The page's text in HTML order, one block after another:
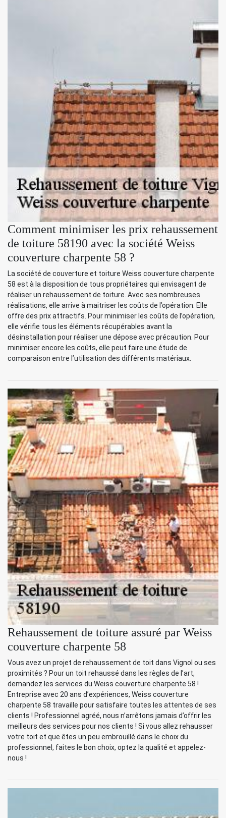
Comment minimiser les prix rehaussement
de toiture 58190 avec la société Weiss
couverture charpente 58 ?
La société de couverture et toiture Weiss couverture charpente
58 est à la disposition de tous propriétaires qui envisagent de
réaliser un rehaussement de toiture. Avec ses nombreuses
réalisations, elle arrive à maitriser les coûts de l’opération. Elle
offre des prix attractifs. Pour minimiser les coûts de l’opération,
elle vérifie tous les éléments récupérables avant la
désinstallation pour réaliser une dépose avec précaution. Pour
minimiser encore les coûts, elle peut faire une étude de
comparaison entre l’utilisation des différents matériaux.
Rehaussement de toiture assuré par Weiss
couverture charpente 58
Vous avez un projet de rehaussement de toit dans Vignol ou ses
proximités ? Pour un toit rehaussé dans les règles de l’art,
demandez les services du Weiss couverture charpente 58 !
Entreprise avec 20 ans d’expériences, Weiss couverture
charpente 58 travaille pour satisfaire toutes les attentes de ses
clients ! Professionnel agréé, nous n’arrêtons jamais d’offrir les
meilleurs des services pour nos clients ! Si vous allez rehausser
votre toit et que êtes un peu embrouillé dans le choix du
professionnel, faites le bon choix, optez la qualité et appelez-
nous !